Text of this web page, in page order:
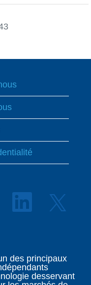
S
o
d
a
n
s
S
d
n
des principaux
desservant